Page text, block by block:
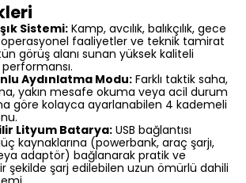
Sistemi: Kamp, avcılık, balıkçılık, gece
faaliyetler ve teknik tamirat
görüş alanı sunan yüksek kaliteli
Aydınlatma Modu:Farklı taktik saha,
yakın mesafe okuma veya acil durum
göre kolayca ayarlanabilen 4 kademeli
Lityum Batarya: USB bağlantısı
kaynaklarına (powerbank, araç şarjı,
adaptör) bağlanarak pratik ve
şekilde şarj edilebilen uzun ömürlü dahili